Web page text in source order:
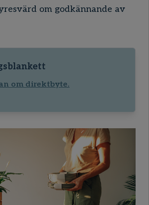
om godkännande av
om direktbyte.